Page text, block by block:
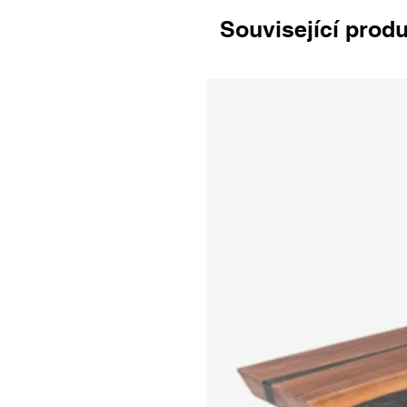
Související